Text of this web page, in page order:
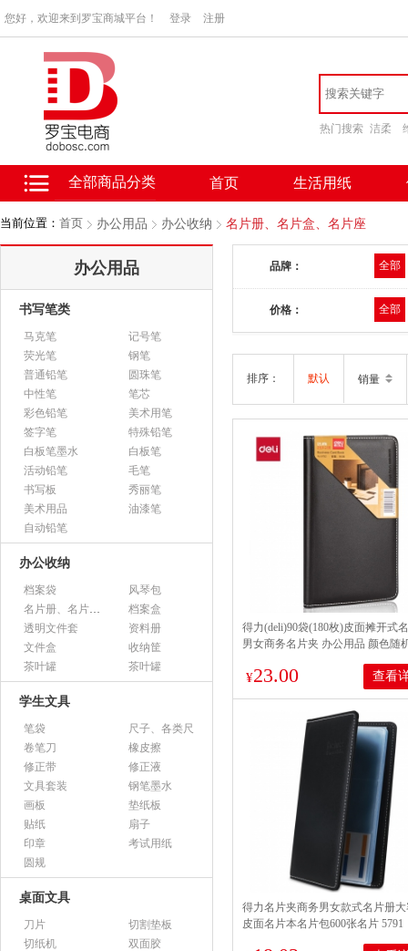
您好，欢迎来到罗宝商城平台！ 登录 注册
热门搜索 洁柔
全部商品分类 首页 生活用纸
当前位置： 首页 办公用品 办公收纳 名片册、名片盒、名片座
办公用品
书写笔类
马克笔
记号笔
荧光笔
钢笔
普通铅笔
圆珠笔
中性笔
笔芯
彩色铅笔
美术用笔
签字笔
特殊铅笔
白板笔墨水
白板笔
活动铅笔
毛笔
书写板
秀丽笔
美术用品
油漆笔
自动铅笔
办公收纳
档案袋
风琴包
名片册、名片盒、名片座
档案盒
透明文件套
资料册
文件盒
收纳筐
茶叶罐
茶叶罐
学生文具
笔袋
尺子、各类尺
卷笔刀
橡皮擦
修正带
修正液
文具套装
钢笔墨水
画板
垫纸板
贴纸
扇子
印章
考试用纸
圆规
桌面文具
刀片
切割垫板
切纸机
双面胶
品牌： 全部
价格： 全部
排序： 默认 销量
得力(deli)90袋(180枚)皮面摊开式
男女商务名片夹 办公用品 颜色随
¥23.00 查看
得力名片夹商务男女款式名片册
皮面名片本名片包600张名片 5791